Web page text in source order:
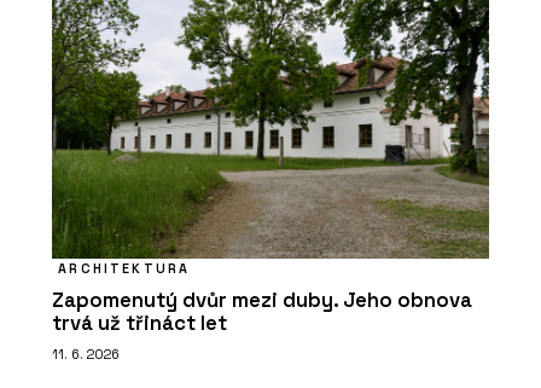
ARCHITEKTURA
Zapomenutý dvůr mezi duby. Jeho obnova
trvá už třináct let
11. 6. 2026